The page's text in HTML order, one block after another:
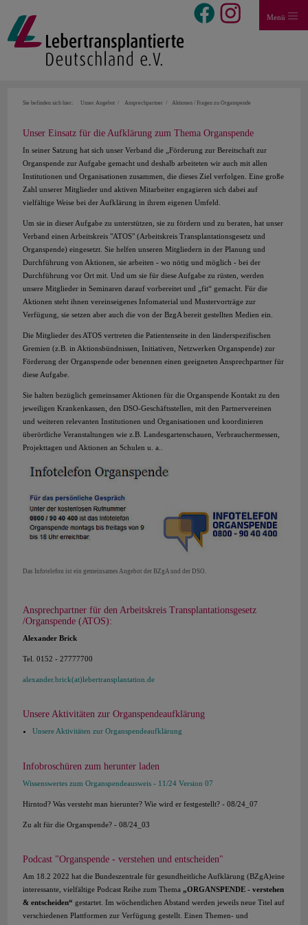
Menü
Sie befinden sich hier: Unser Angebot Ansprechpartner Aktionen / Fragen zu Organspende
Unser Einsatz für die Aufklärung zum Thema Organspende
In seiner Satzung hat sich unser Verband die „Förderung zur Bereitschaft zur
Organspende zur Aufgabe gemacht und deshalb arbeiteten wir auch mit allen
Institutionen und Organisationen zusammen, die dieses Ziel verfolgen. Eine große
Zahl unserer Mitglieder und aktiven Mitarbeiter engagieren sich dabei auf
vielfältige Weise bei der Aufklärung in ihrem eigenen Umfeld.
Um sie in dieser Aufgabe zu unterstützen, sie zu fördern und zu beraten, hat unser
Verband einen Arbeitskreis "ATOS" (Arbeitskreis Transplantationsgesetz und
Organspende) eingesetzt. Sie helfen unseren Mitgliedern in der Planung und
Durchführung von Aktionen, sie arbeiten - wo nötig und möglich - bei der
Durchführung vor Ort mit. Und um sie für diese Aufgabe zu rüsten, werden
unsere Mitglieder in Seminaren darauf vorbereitet und „fit“ gemacht. Für die
Aktionen steht ihnen vereinseigenes Infomaterial und Mustervorträge zur
Verfügung, sie setzen aber auch die von der BzgA bereit gestellten Medien ein.
Die Mitglieder des ATOS vertreten die Patientenseite in den länderspezifischen
Gremien (z.B. in Aktionsbündnissen, Initiativen, Netzwerken Organspende) zur
Förderung der Organspende oder benennen einen geeigneten Ansprechpartner für
diese Aufgabe.
Sie halten bezüglich gemeinsamer Aktionen für die Organspende Kontakt zu den
jeweiligen Krankenkassen, den DSO-Geschäftsstellen, mit den Partnervereinen
und weiteren relevanten Institutionen und Organisationen und koordinieren
überörtliche Veranstaltungen wie z.B. Landesgartenschauen, Verbrauchermessen,
Projekttagen und Aktionen an Schulen u. a..
Das Infotelefon ist ein gemeinsames Angebot der BZgA und der DSO.
Ansprechpartner für den Arbeitskreis Transplantationsgesetz
/Organspende (ATOS):
Alexander Brick
Tel. 0152 - 27777700
alexander.brick(at)lebertransplantation.de
Unsere Aktivitäten zur Organspendeaufklärung
Unsere Aktivitäten zur Organspendeaufklärung
Infobroschüren zum herunter laden
Wissenswertes zum Organspendeausweis - 11/24 Version 07
Hirntod? Was versteht man hierunter? Wie wird er festgestellt? - 08/24_07
Zu alt für die Organspende? - 08/24_03
Podcast "Organspende - verstehen und entscheiden"
Am 18.2 2022 hat die Bundeszentrale für gesundheitliche Aufklärung (BZgA)eine
interessante, vielfältige Podcast Reihe zum Thema „ORGANSPENDE - verstehen
& entscheiden“ gestartet. Im wöchentlichen Abstand werden jeweils neue Titel auf
verschiedenen Plattformen zur Verfügung gestellt. Einen Themen- und